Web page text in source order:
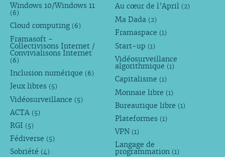
Windows 10/Windows 11
(6)
Cloud computing (6)
Framasoft -
Collectivisons Internet /
Convivialisons Internet
(6)
Inclusion numérique (6)
Jeux libres (5)
Vidéosurveillance (5)
ACTA (5)
RGI (5)
Fédiverse (5)
Sobriété (4)
Au cœur de l’April (2)
Ma Dada (2)
Framaspace (1)
Start-up (1)
Vidéosurveillance
algorithmique (1)
Capitalisme (1)
Monnaie libre (1)
Bureautique libre (1)
Plateformes (1)
VPN (1)
Langage de
programmation (1)